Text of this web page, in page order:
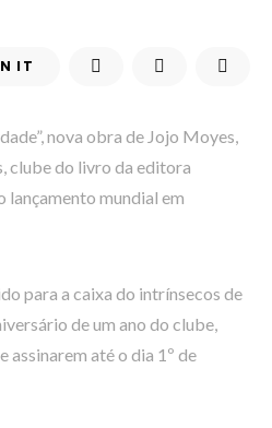
IT
nova obra de Jojo Moyes,
clube do livro da editora
lançamento mundial em
para a caixa do intrínsecos de
de um ano do clube,
assinarem até o dia 1º de